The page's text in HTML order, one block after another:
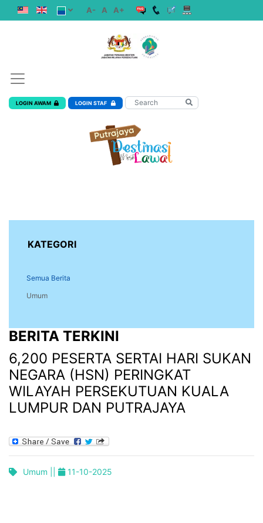
A- A A+
LOGIN AWAM LOGIN STAF
KATEGORI
Semua Berita
Umum
BERITA TERKINI
6,200 PESERTA SERTAI HARI SUKAN
NEGARA (HSN) PERINGKAT
WILAYAH PERSEKUTUAN KUALA
LUMPUR DAN PUTRAJAYA
Umum || 11-10-2025